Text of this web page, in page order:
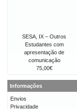
SESA, IX – Outros
Estudantes com
apresentação de
comunicação
75,00€
Informações
Envios
Privacidade